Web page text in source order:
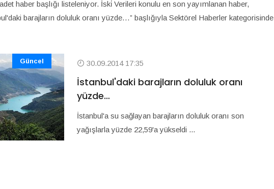
haber başlığı listeleniyor. İski̇ Verileri konulu en son yayımlanan haber,
barajların doluluk oranı yüzde…” başlığıyla Sektörel Haberler kategorisinde
Güncel 30.09.2014 17:35
İstanbul'daki barajların doluluk oranı
yüzde…
İstanbul'a su sağlayan barajların doluluk oranı son
yağışlarla yüzde 22,59'a yükseldi ...